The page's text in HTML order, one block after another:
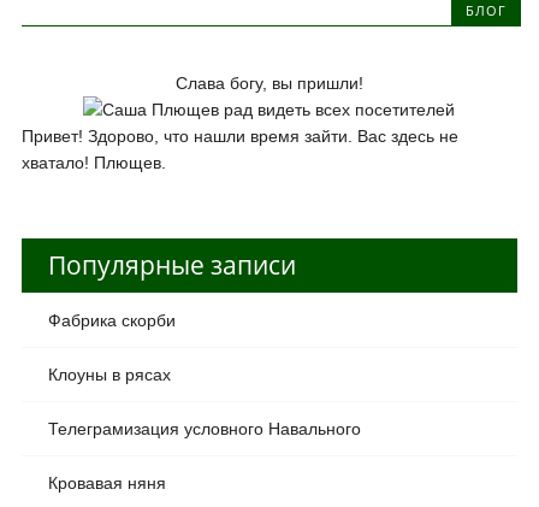
БЛОГ
Слава богу, вы пришли!
Привет! Здорово, что нашли время зайти. Вас здесь не
хватало! Плющев.
Популярные записи
Фабрика скорби
Клоуны в рясах
Телеграмизация условного Навального
Кровавая няня